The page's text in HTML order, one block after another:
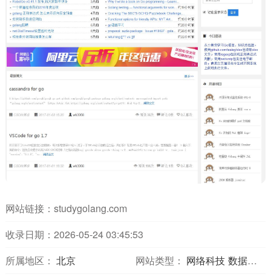
网站链接： studygolang.com
收录日期：2026-05-24 03:45:53
所属地区： 北京 网站类型： 网络科技 数据分析